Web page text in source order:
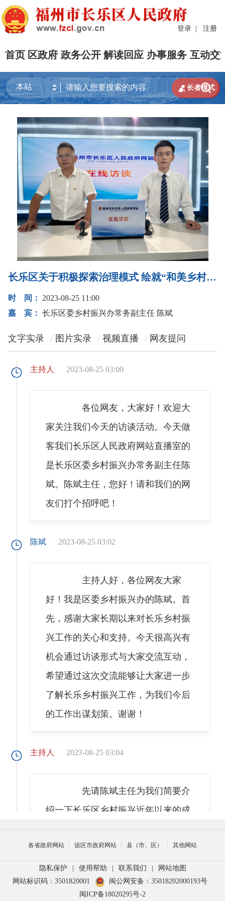
登录 | 注册
首页 区政府 政务公开 解读回应 办事服务 互动交

 长者模式
长乐区关于积极探索治理模式 绘就“和美乡村”画卷的访谈
时 间：
2023-08-25 11:00
嘉 宾： 长乐区委乡村振兴办常务副主任 陈斌
文字实录 图片实录 视频直播 网友提问
主持人 2023-08-25 03:00
各位网友，大家好！欢迎大
家关注我们今天的访谈活动。今天做
客我们长乐区人民政府网站直播室的
是长乐区委乡村振兴办常务副主任陈
斌。陈斌主任，您好！请和我们的网
友们打个招呼吧！
陈斌 2023-08-25 03:02
主持人好，各位网友大家
好！我是区委乡村振兴办的陈斌。首
先，感谢大家长期以来对长乐乡村振
兴工作的关心和支持。今天很高兴有
机会通过访谈形式与大家交流互动，
希望通过这次交流能够让大家进一步
了解长乐乡村振兴工作，为我们今后
的工作出谋划策。谢谢！
主持人 2023-08-25 03:04
先请陈斌主任为我们简要介
绍一下长乐区乡村振兴近年以来的成
陈斌 2023-08-25 03:05
各省政府网站 设区市政府网站 县（市、区） 其他网站
隐私保护 使用帮助 联系我们
网站地图
网站标识码：3501820001
闽公网安备：35018202000193号
闽ICP备18020295号-2